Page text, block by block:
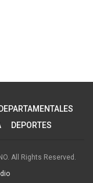
DEPARTAMENTALES
DEPORTES
All Rights Reserved.